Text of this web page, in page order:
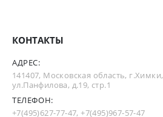
КОНТАКТЫ
АДРЕС:
141407, Московская область, г.Химки,
ул.Панфилова, д.19, стр.1
ТЕЛЕФОН:
+7(495)627-77-47,+7(495)967-57-47